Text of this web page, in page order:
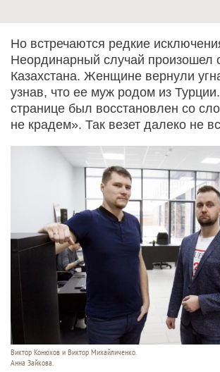
Но встречаются редкие
Неординарный случай произошел
Казахстана. Женщине вернули
узнав, что ее муж родом из
странице был восстановлен со
не крадем». Так везет далеко не
Виктор Конюхов и Виктор Михайличенко.
Анна Зайкова.